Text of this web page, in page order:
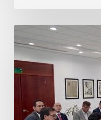
Encuentro
con
Marath
Bolaños,
Secretario
del